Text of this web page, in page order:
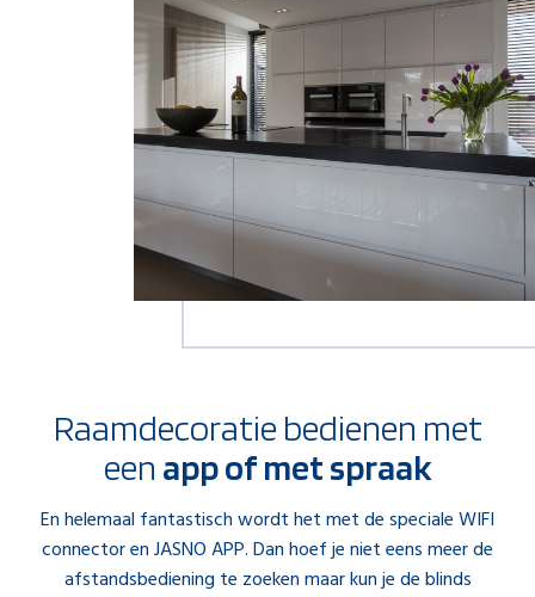
Raamdecoratie bedienen met
een appof met spraak
En helemaal fantastisch wordt het met de speciale WIFI
connector en JASNO APP. Dan hoef je niet eens meer de
afstandsbediening te zoeken maar kun je de blinds